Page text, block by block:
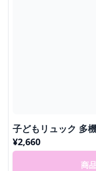
子どもリュック 多
¥2,660
商